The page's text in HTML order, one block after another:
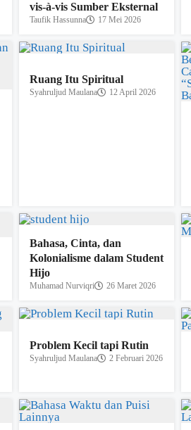
vis-à-vis Sumber Eksternal
Taufik Hassunna 17 Mei 2026
Ruang Itu Spiritual
Syahruljud Maulana 12 April 2026
Bahasa, Cinta, dan
Kolonialisme dalam Student
Hijo
Muhamad Nurviqri 26 Maret 2026
Problem Kecil tapi Rutin
Syahruljud Maulana 2 Februari 2026